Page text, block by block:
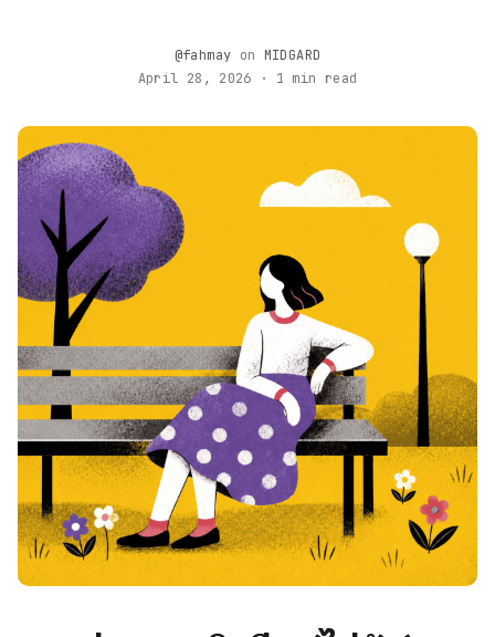
@fahmay on MIDGARD
April 28, 2026 · 1 min read